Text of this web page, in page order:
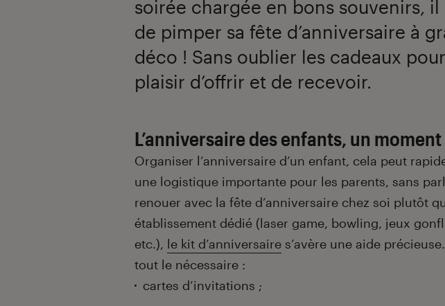
soirée chargée en bons souvenirs, il
de pimper sa fête d’anniversaire à
déco ! Sans oublier les cadeaux
plaisir d’offrir et de recevoir.
L’anniversaire des enfants, un
Organiser l’anniversaire d’un enfant, cela peut
une logistique importante pour les parents, sans
renouer avec la fête d’anniversaire chez soi plutôt
établissement dédié (laser game, bowling, jeux
etc.), le kit d’anniversaire s’avère une aide
tout le nécessaire :
cartes d’invitations ;